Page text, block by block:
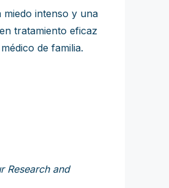
miedo intenso y una
tratamiento eficaz
de familia.
Research and